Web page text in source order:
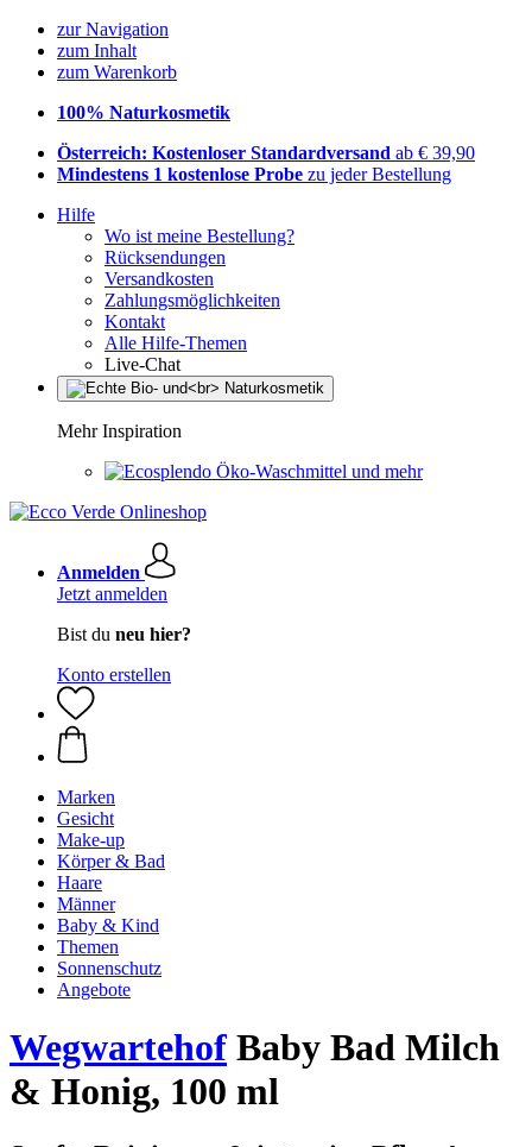
zur Navigation
zum Inhalt
zum Warenkorb
100% Naturkosmetik
Österreich: Kostenloser Standardversand ab € 39,90
Mindestens 1 kostenlose Probe zu jeder Bestellung
Hilfe
Wo ist meine Bestellung?
Rücksendungen
Versandkosten
Zahlungsmöglichkeiten
Kontakt
Alle Hilfe-Themen
Live-Chat
Mehr Inspiration
Öko-Waschmittel und mehr
Anmelden
Jetzt anmelden
Bist du neu hier?
Konto erstellen
Marken
Gesicht
Make-up
Körper & Bad
Haare
Männer
Baby & Kind
Themen
Sonnenschutz
Angebote
Wegwartehof Baby Bad Milch
& Honig, 100 ml